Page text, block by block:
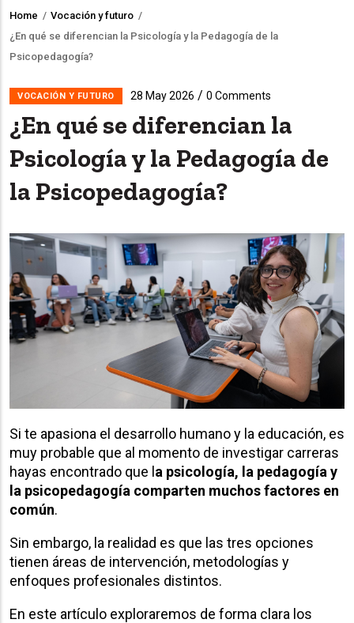
Breadcrumb
Home / Vocación y futuro /
¿En qué se diferencian la Psicología y la Pedagogía de la
Psicopedagogía?
VOCACIÓN Y FUTURO 28 May 2026 / 0 Comments
¿En qué se diferencian la
Psicología y la Pedagogía de
la Psicopedagogía?
Si te apasiona el desarrollo humano y la educación, es
muy probable que al momento de investigar carreras
hayas encontrado que la psicología, la pedagogía y
la psicopedagogía comparten muchos factores en
común.
Sin embargo, la realidad es que las tres opciones
tienen áreas de intervención, metodologías y
enfoques profesionales distintos.
En este artículo exploraremos de forma clara los